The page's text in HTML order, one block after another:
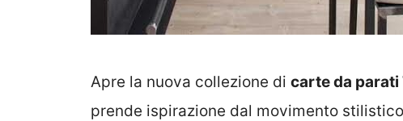
Apre la nuova collezione di carte da parati
prende ispirazione dal movimento